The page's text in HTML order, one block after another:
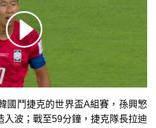
國鬥捷克的世界盃A組賽，孫興慜
入波；戰至59分鐘，捷克隊長拉迪